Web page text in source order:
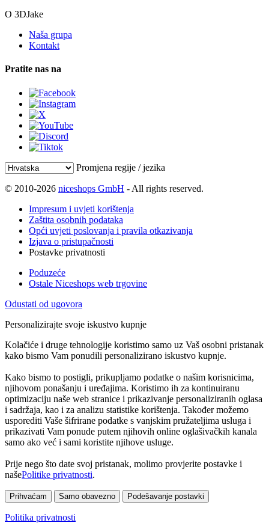
O 3DJake
Naša grupa
Kontakt
Pratite nas na
Promjena regije / jezika
© 2010-2026 niceshops GmbH - All rights reserved.
Impresum i uvjeti korištenja
Zaštita osobnih podataka
Opći uvjeti poslovanja i pravila otkazivanja
Izjava o pristupačnosti
Postavke privatnosti
Poduzeće
Ostale Niceshops web trgovine
Odustati od ugovora
Personalizirajte svoje iskustvo kupnje
Kolačiće i druge tehnologije koristimo samo uz Vaš osobni pristanak
kako bismo Vam ponudili personalizirano iskustvo kupnje.
Kako bismo to postigli, prikupljamo podatke o našim korisnicima,
njihovom ponašanju i uređajima. Koristimo ih za kontinuiranu
optimizaciju naše web stranice i prikazivanje personaliziranih oglasa
i sadržaja, kao i za analizu statistike korištenja. Također možemo
usporediti Vaše šifrirane podatke s vanjskim pružateljima usluga i
prikazivati Vam ponude putem njihovih online oglašivačkih kanala
samo ako već i sami koristite njihove usluge.
Prije nego što date svoj pristanak, molimo provjerite postavke i
našePolitike privatnosti.
Prihvaćam Samo obavezno Podešavanje postavki
Politika privatnosti